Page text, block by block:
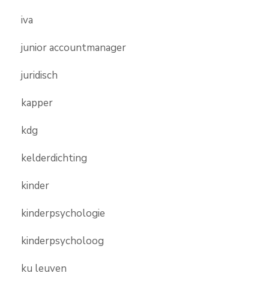
iva
junior accountmanager
juridisch
kapper
kdg
kelderdichting
kinder
kinderpsychologie
kinderpsycholoog
ku leuven